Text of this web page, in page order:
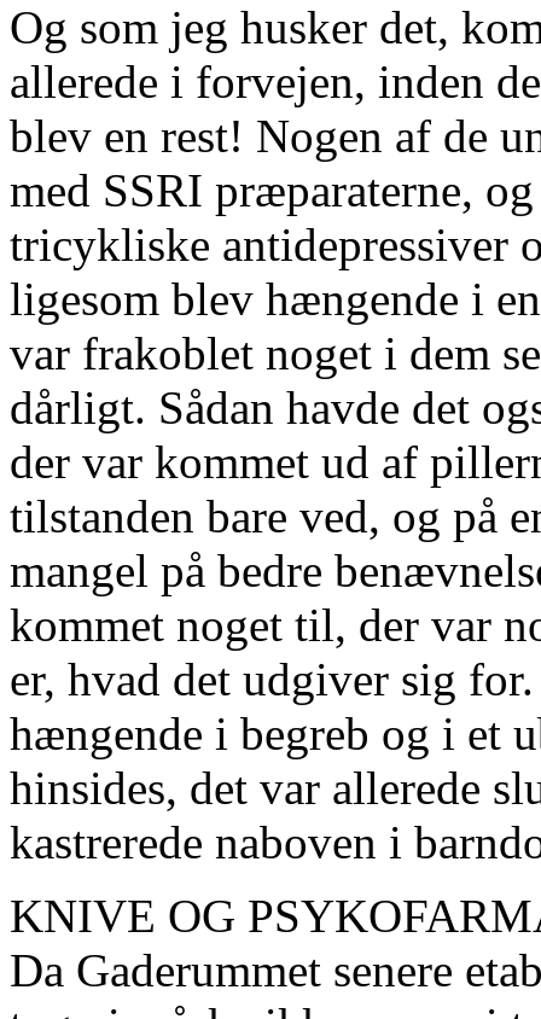
Og som jeg husker det,
allerede i forvejen, inden
blev en rest! Nogen af de
med SSRI præparaterne,
tricykliske antidepressiver
ligesom blev hængende i
var frakoblet noget i dem
dårligt. Sådan havde det
der var kommet ud af
tilstanden bare ved, og på
mangel på bedre
kommet noget til, der var
er, hvad det udgiver sig
hængende i begreb og i et
hinsides, det var allerede
kastrerede naboven i
KNIVE OG
Da Gaderummet senere